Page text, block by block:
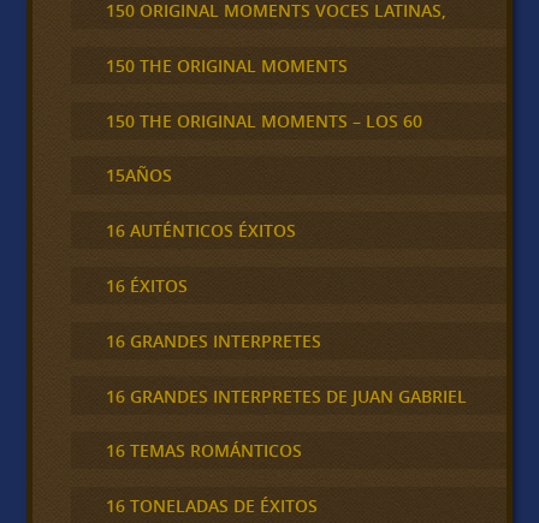
150 ORIGINAL MOMENTS VOCES LATINAS,
150 THE ORIGINAL MOMENTS
150 THE ORIGINAL MOMENTS – LOS 60
15AÑOS
16 AUTÉNTICOS ÉXITOS
16 ÉXITOS
16 GRANDES INTERPRETES
16 GRANDES INTERPRETES DE JUAN GABRIEL
16 TEMAS ROMÁNTICOS
16 TONELADAS DE ÉXITOS